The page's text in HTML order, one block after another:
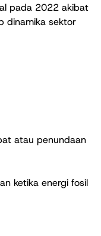
pada 2022 akibat
dinamika sektor
atau penundaan
ketika energi fosil